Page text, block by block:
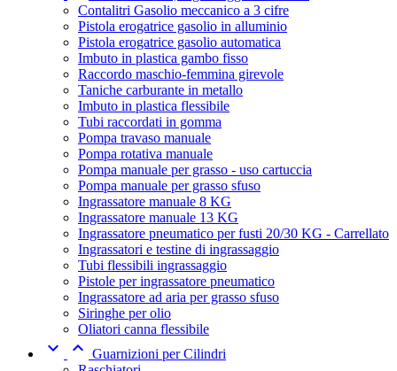
Contalitri Gasolio meccanico a 3 cifre
Pistola erogatrice gasolio in alluminio
Pistola erogatrice gasolio automatica
Imbuto in plastica gambo fisso
Raccordo maschio-femmina girevole
Taniche carburante in metallo
Imbuto in plastica flessibile
Tubi raccordati in gomma
Pompa travaso manuale
Pompa rotativa manuale
Pompa manuale per grasso - uso cartuccia
Pompa manuale per grasso sfuso
Ingrassatore manuale 8 KG
Ingrassatore manuale 13 KG
Ingrassatore pneumatico per fusti 20/30 KG - Carrellato
Ingrassatori e testine di ingrassaggio
Tubi flessibili ingrassaggio
Pistole per ingrassatore pneumatico
Ingrassatore ad aria per grasso sfuso
Siringhe per olio
Oliatori canna flessibile
  Guarnizioni per Cilindri